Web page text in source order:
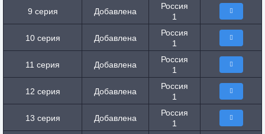
9 серия Добавлена
Россия
1
10 серия Добавлена
Россия
1
11 серия Добавлена
Россия
1
12 серия Добавлена
Россия
1
13 серия Добавлена
Россия
1